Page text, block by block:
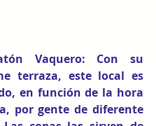
Vaquero: Con su
terraza, este local es
en función de la hora
por gente de diferente